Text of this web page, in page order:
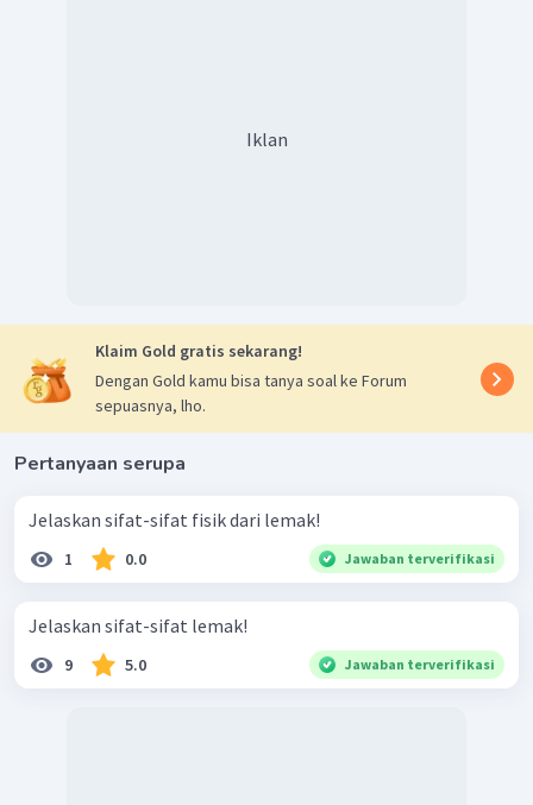
atau dapat dikatakan senyawa lemak dengan
Iklan
Klaim Gold gratis sekarang!
Dengan Gold kamu bisa tanya soal ke Forum
sepuasnya, lho.
Pertanyaan serupa
Jelaskan sifat-sifat fisik dari lemak!
1 0.0 Jawaban terverifikasi
Jelaskan sifat-sifat lemak!
9 5.0 Jawaban terverifikasi